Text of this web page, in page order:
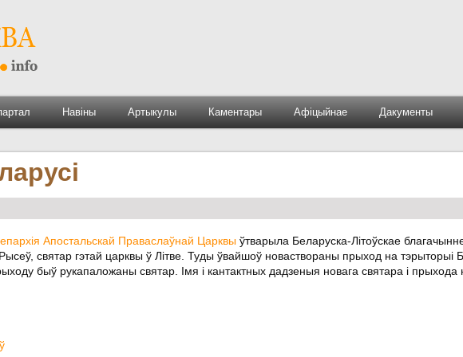
Навіны Артыкулы Каментары Афіцыйнае Дакументы
Апостальскай Праваслаўнай Царквыўтварыла Беларуска-Літоўскае
Рысеў, святар гэтай царквы ў Літве. Туды ўвайшоў новаствораны прыход на тэрыторыі
быў рукапаложаны святар. Імя і кантактных дадзеныя новага святара і прыхода